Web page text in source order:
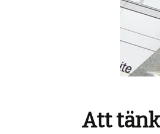
Att